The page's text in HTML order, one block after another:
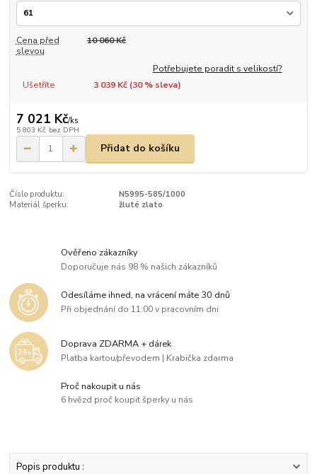
Cena před
slevou
10 060 Kč
Potřebujete poradit s velikostí?
Ušetříte
3 039 Kč (30% sleva)
7 021 Kč/ks
5 803 Kč bez DPH
Přidat do košíku
Číslo produktu:
N5995-585/1000
Materiál šperku:
žluté zlato
Ověřeno zákazníky
Doporučuje nás 98 % našich zákazníků
Odesíláme ihned, na vrácení máte 30 dnů
Při objednání do 11:00 v pracovním dni
Doprava ZDARMA + dárek
Platba kartou/převodem | Krabička zdarma
Proč nakoupit u nás
6 hvězd proč koupit šperky u nás
Popis produktu :